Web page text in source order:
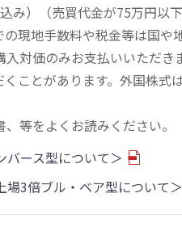
み）（売買代金が75万円以
現地手数料や税金等は国や
対価のみお支払いいただき
ことがあります。外国株式
等をよくお読みください。
ース型について＞
3倍ブル・ベア型について＞